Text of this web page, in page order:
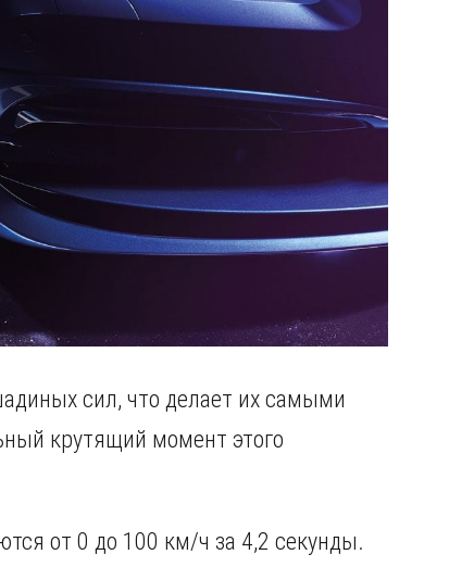
сил, что делает их самыми
крутящий момент этого
от 0 до 100 км/ч за 4,2 секунды.